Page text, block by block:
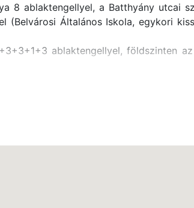
8 ablaktengellyel, a Batthyány utcai
Általános Iskola, egykori
ablaktengellyel, földszinten